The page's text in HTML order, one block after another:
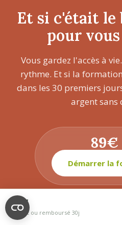
Et si c'était le
pour
Vous gardez l'accès à
rythme. Et si la
dans les 30 premiers
argent sans
89€
Démarrer la
Écrivez des histoires
89€
Satisfait ou remboursé 30j